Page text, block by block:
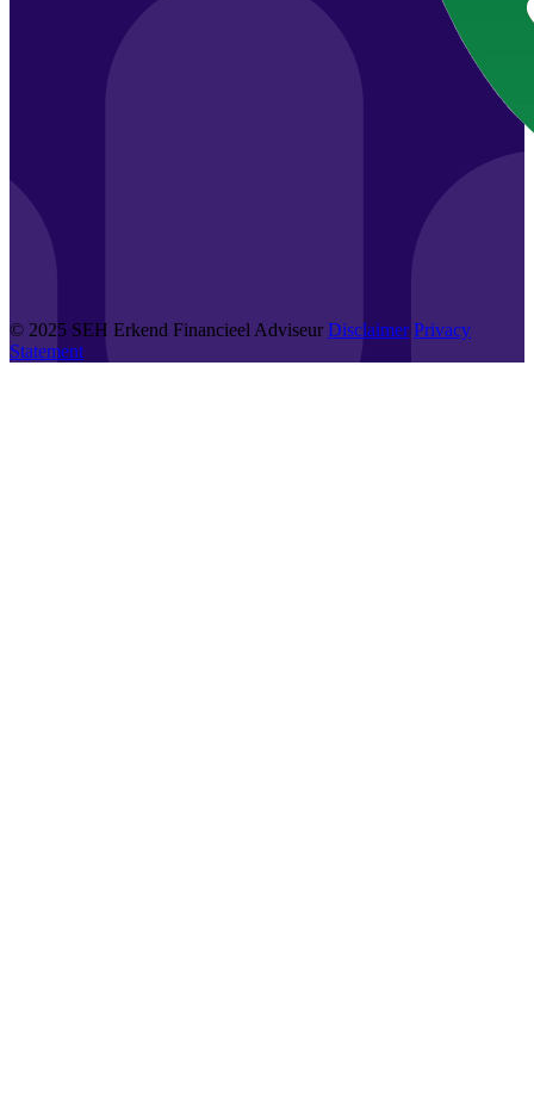
© 2025 SEH Erkend Financieel Adviseur Disclaimer Privacy
Statement